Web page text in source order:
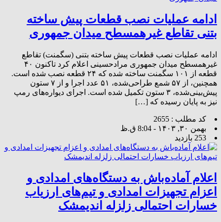
ادامه عملیات نصب قطعات پیش ساخته
بتنی تقاطع غیرهمسطح میدان جمهوری
ادامه عملیات نصب قطعات پیش ساخته بتنی (سگمنت) تقاطع
غیرهمسطح میدان جمهوری مرادحسینی اعلام کرد تاکنون ۴۰
قطعه از ۱۰۱ سگمنت ساخته شده که ۲۴ قطعه نصب شده است.
همچنین، از ۵۷ شمع طراحی‌شده، ۵۱ عدد اجرا و از ۷ ستون
پیش‌بینی‌شده، ۳ ستون تکمیل شده است. اجرای دیواره‌های رمپ
نیز به پایان رسیده که […]
کد مطلب : 2655
بهمن ۳۰, ۱۴۰۳ - 8:04 ق.ظ
253 بازدید
اعلام آماده‌باش به دستگاه‌های امدادی و
اعزام تجهیزات امدادی و تیم‌های ارزیاب
خسارات احتمالی زلزله اندیمشک